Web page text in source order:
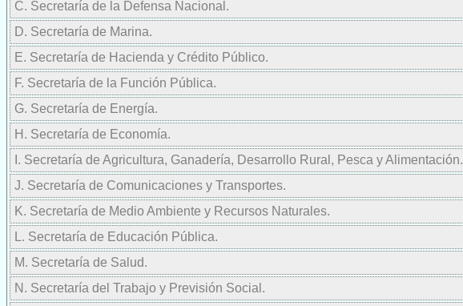
C. Secretaría de la Defensa Nacional.
D. Secretaría de Marina.
E. Secretaría de Hacienda y Crédito Público.
F. Secretaría de la Función Pública.
G. Secretaría de Energía.
H. Secretaría de Economía.
I. Secretaría de Agricultura, Ganadería, Desarrollo Rural, Pesca y Alimentación.
J. Secretaría de Comunicaciones y Transportes.
K. Secretaría de Medio Ambiente y Recursos Naturales.
L. Secretaría de Educación Pública.
M. Secretaría de Salud.
N. Secretaría del Trabajo y Previsión Social.